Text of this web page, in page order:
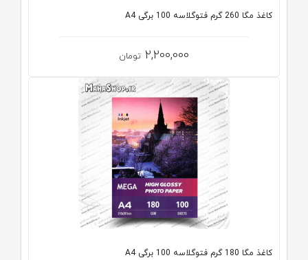
کاغذ مگا 260 گرم فتوگلاسه 100 برگی A4
2,200,000 تومان
کاغذ مگا 180 گرم فتوگلاسه 100 برگی A4